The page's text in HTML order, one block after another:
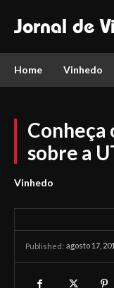
Jornal de
Home Vinhedo
Conheça
sobre a
Vinhedo
Published: agosto 17,